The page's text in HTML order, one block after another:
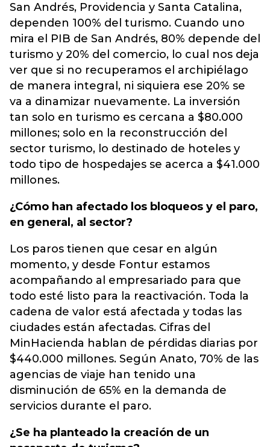
San Andrés, Providencia y Santa Catalina,
dependen 100% del turismo. Cuando uno
mira el PIB de San Andrés, 80% depende del
turismo y 20% del comercio, lo cual nos deja
ver que si no recuperamos el archipiélago
de manera integral, ni siquiera ese 20% se
va a dinamizar nuevamente. La inversión
tan solo en turismo es cercana a $80.000
millones; solo en la reconstrucción del
sector turismo, lo destinado de hoteles y
todo tipo de hospedajes se acerca a $41.000
millones.
¿Cómo han afectado los bloqueos y el paro,
en general, al sector?
Los paros tienen que cesar en algún
momento, y desde Fontur estamos
acompañando al empresariado para que
todo esté listo para la reactivación. Toda la
cadena de valor está afectada y todas las
ciudades están afectadas. Cifras del
MinHacienda hablan de pérdidas diarias por
$440.000 millones. Según Anato, 70% de las
agencias de viaje han tenido una
disminución de 65% en la demanda de
servicios durante el paro.
¿Se ha planteado la creación de un